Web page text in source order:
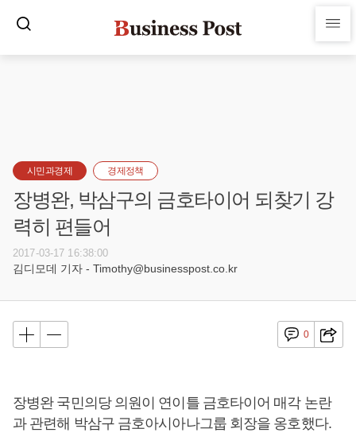
시민과경제 경제정책
장병완, 박삼구의 금호타이어 되찾기 강
력히 편들어
2017-03-17 16:38:00
김디모데 기자 - Timothy@businesspost.co.kr
0
장병완 국민의당 의원이 연이틀 금호타이어 매각 논란
과 관련해 박삼구 금호아시아나그룹 회장을 옹호했다.